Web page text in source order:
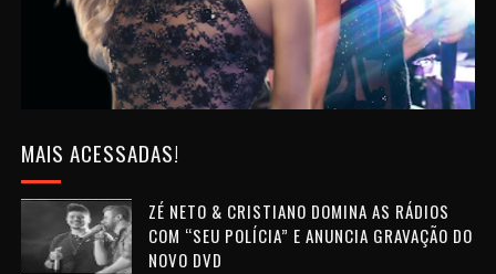
MAIS ACESSADAS!
ZÉ NETO & CRISTIANO DOMINA AS RÁDIOS
COM “SEU POLÍCIA” E ANUNCIA GRAVAÇÃO DO
NOVO DVD